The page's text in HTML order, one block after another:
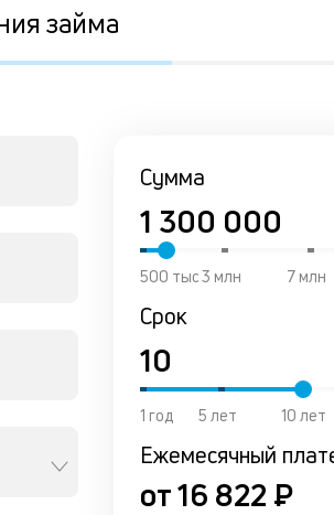
займа
Сумма
7 млн
3 млн
500 тыс
Срок
10 лет
5 лет
1 год
Ежемесячный
от 16 822 ₽